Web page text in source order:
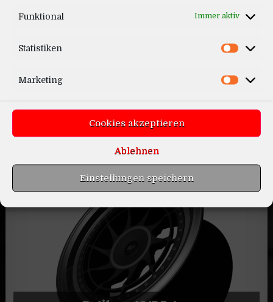
Funktional Immer aktiv
Statistiken
Marketing
Cookies akzeptieren
Ablehnen
Einstellungen speichern
Skoda Kodiaq VRS 2020